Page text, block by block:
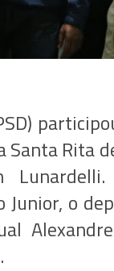
Rita
Junior, o